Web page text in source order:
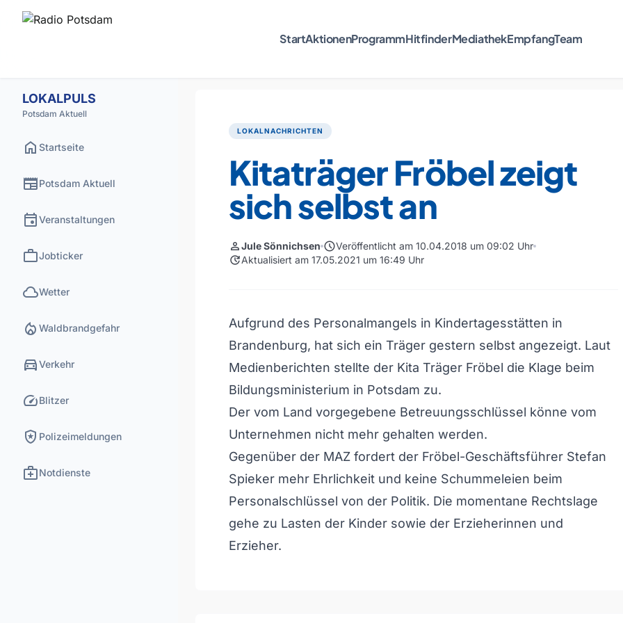
StartAktionenProgrammHitfinderMediathekEmpfangTeam
LOKALPULS
Potsdam Aktuell
home Startseite
newspaperPotsdam Aktuell
eventVeranstaltungen
workJobticker
cloudWetter
local_fire_department Waldbrandgefahr
directions_carVerkehr
speedBlitzer
local_police Polizeimeldungen
medical_servicesNotdienste
LOKALNACHRICHTEN
Kitaträger Fröbel zeigt
sich selbst an
personJule Sönnichsen scheduleVeröffentlicht am 10.04.2018 um 09:02 Uhr
updateAktualisiert am 17.05.2021 um 16:49 Uhr
Aufgrund des Personalmangels in Kindertagesstätten in
Brandenburg, hat sich ein Träger gestern selbst angezeigt. Laut
Medienberichten stellte der Kita Träger Fröbel die Klage beim
Bildungsministerium in Potsdam zu.
Der vom Land vorgegebene Betreuungsschlüssel könne vom
Unternehmen nicht mehr gehalten werden.
Gegenüber der MAZ fordert der Fröbel-Geschäftsführer Stefan
Spieker mehr Ehrlichkeit und keine Schummeleien beim
Personalschlüssel von der Politik. Die momentane Rechtslage
gehe zu Lasten der Kinder sowie der Erzieherinnen und
Erzieher.